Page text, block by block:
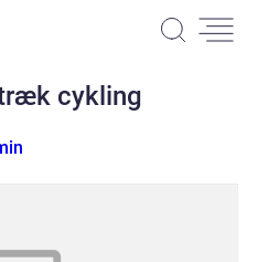
cykling